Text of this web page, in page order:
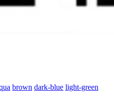
brown dark-blue light-green